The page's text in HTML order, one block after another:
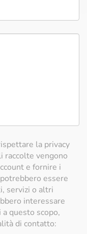
la privacy
raccolte vengono
e fornire i
essere
servizi o altri
interessare
questo scopo,
di contatto: